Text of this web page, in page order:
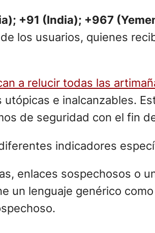
+91 (India); +967
los usuarios, quienes
a relucir todas las
e inalcanzables.
de seguridad con el fin
indicadores
enlaces sospechosos o
un lenguaje genérico como